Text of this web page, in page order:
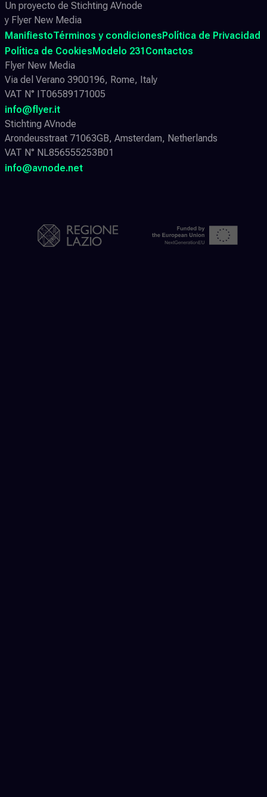
Un proyecto de Stichting AVnode
y Flyer New Media
ManifiestoTérminos y condicionesPolítica de Privacidad
Política de CookiesModelo 231 Contactos
Flyer New Media
Via del Verano 3900196, Rome, Italy
VAT N° IT06589171005
info@flyer.it
Stichting AVnode
Arondeusstraat 71063GB, Amsterdam, Netherlands
VAT N° NL856555253B01
info@avnode.net